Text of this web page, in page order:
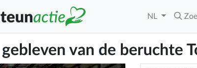
NL
van de beruchte